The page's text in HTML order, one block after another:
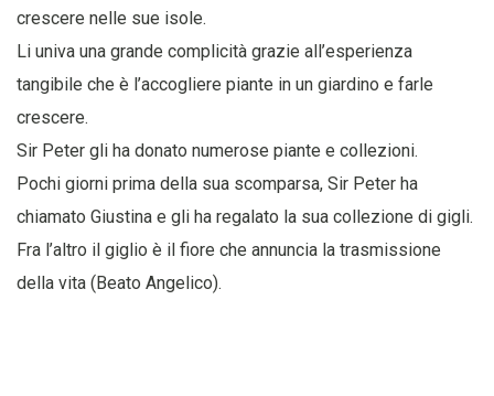
crescere nelle sue isole.
Li univa una grande complicità grazie all’esperienza
tangibile che è l’accogliere piante in un giardino e farle
crescere.
Sir Peter gli ha donato numerose piante e collezioni.
Pochi giorni prima della sua scomparsa, Sir Peter ha
chiamato Giustina e gli ha regalato la sua collezione di gigli.
Fra l’altro il giglio è il fiore che annuncia la trasmissione
della vita (Beato Angelico).